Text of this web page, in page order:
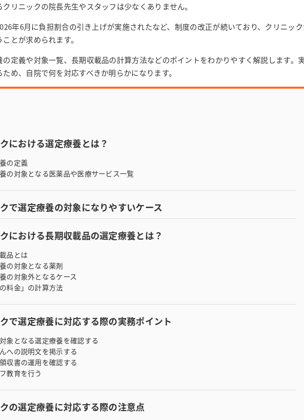
リニックの院長先生やスタッフは少なくありません。
年6月に負担割合の引き上げが実施されたなど、制度の改正が続いており、クリニッ
とが求められます。
の定義や対象一覧、長期収載品の計算方法などのポイントをわかりやすく解説します。
め、自院で何を対応すべきか明らかになります。
における選定療養とは？
の定義
の対象となる医薬品や医療サービス一覧
で選定療養の対象になりやすいケース
における長期収載品の選定療養とは？
品とは
の対象となる薬剤
の対象外となるケース
の料金」の計算方法
で選定療養に対応する際の実務ポイント
象となる選定療養を確認する
への説明文を掲示する
収書の運用を確認する
教育を行う
の選定療養に対応する際の注意点